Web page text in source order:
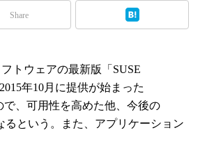
Security &
Test & Tools
Share
トウェアの最新版「SUSE
年10月に提供が始まった
で、可用性を高めた他、今後の
るという。また、アプリケーション